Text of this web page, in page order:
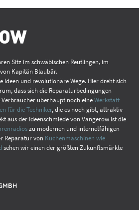
Sitz im schwäbischen Reutlingen, im
Kapitän Blaubär.
Ideen und revolutionäre Wege. Hier dreht sich
dass sich die Reparaturbedingungen
Verbraucher überhaupt noch eineWerkstatt
für die Techniker, die es noch gibt, attraktiv
aus der Ideenschmiede von Vangerow ist die
zu modernen und internetfähigen
Reparatur von Küchenmaschinen wie
sehen wir einen der größten Zukunftsmärkte